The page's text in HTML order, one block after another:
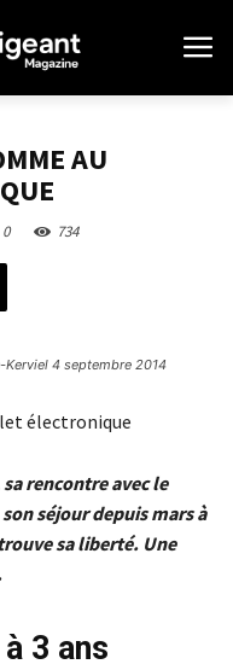
AU
0 734
4 septembre 2014
électronique
rencontre avec le
séjour depuis mars à
sa liberté. Une
3 ans